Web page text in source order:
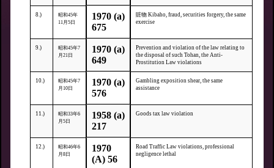
8.)
昭和45年
11月5日
1970 (a)
675
賍物 Kibaho, fraud, securities forgery, the same
exercise
9.)
昭和45年7
月21日
1970 (a)
649
Prevention and violation of the law relating to
the disposal of such Tohan, the Anti-
Prostitution Law violations
10.)
昭和45年7
月10日
1970 (a)
576
Gambling exposition shear, the same
assistance
11.)
昭和33年6
月5日
1958 (a)
217
Goods tax law violation
12.)
昭和46年6
月8日
1970
(A) 56
Road Traffic Law violations, professional
negligence lethal